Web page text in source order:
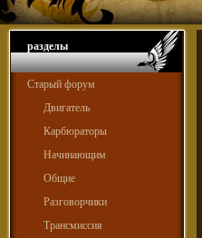
разделы
Старый форум
Двигатель
Карбюраторы
Начинающим
Общие
Разговорчики
Трансмиссия